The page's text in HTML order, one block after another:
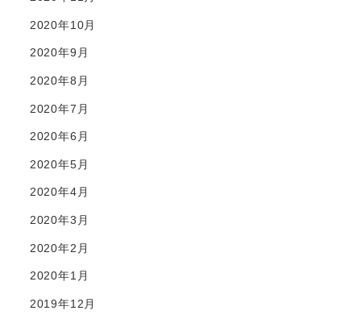
2020年10月
2020年9月
2020年8月
2020年7月
2020年6月
2020年5月
2020年4月
2020年3月
2020年2月
2020年1月
2019年12月